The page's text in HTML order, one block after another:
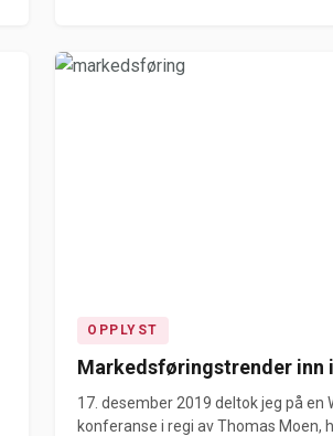
OPPLYST
Markedsføringstrender inn
17. desember 2019 deltok jeg på en
konferanse i regi av Thomas Moen,